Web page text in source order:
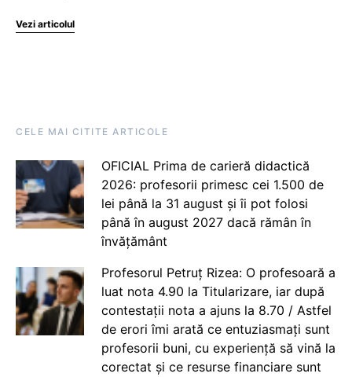
Vezi articolul
CELE MAI CITITE ARTICOLE
OFICIAL Prima de carieră didactică
2026: profesorii primesc cei 1.500 de
lei până la 31 august și îi pot folosi
până în august 2027 dacă rămân în
învățământ
Profesorul Petruț Rizea: O profesoară a
luat nota 4.90 la Titularizare, iar după
contestații nota a ajuns la 8.70 / Astfel
de erori îmi arată ce entuziasmați sunt
profesorii buni, cu experiență să vină la
corectat și ce resurse financiare sunt